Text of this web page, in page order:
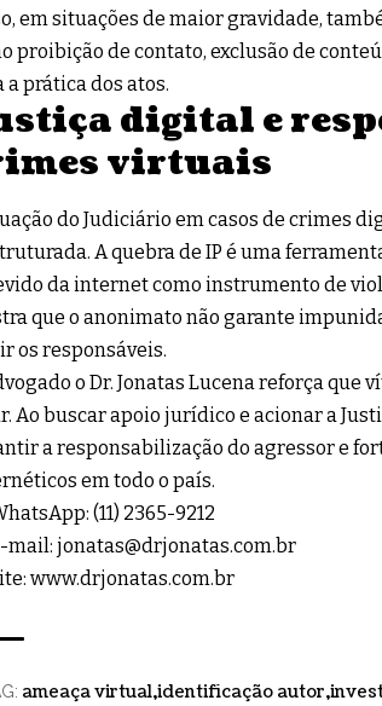
em situações de maior gravidade,
proibição de contato, exclusão de
a prática dos atos.
digital e
virtuais
do Judiciário em casos de crimes
A quebra de IP é uma
da internet como instrumento de
que o anonimato não garante
os responsáveis.
o Dr. Jonatas Lucena reforça que
Ao buscar apoio jurídico e acionar a
a responsabilização do agressor e
em todo o país.
(11) 2365-9212
mail:jonatas@drjonatas.com.br
www.drjonatas.com.br
ameaça virtual identificação autor